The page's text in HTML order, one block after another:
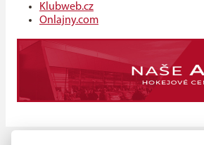
Klubweb.cz
Onlajny.com